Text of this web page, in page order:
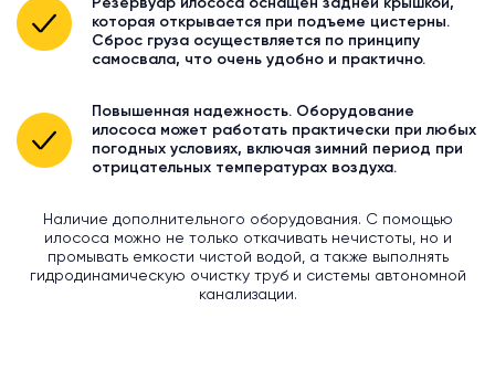
Резервуар илососа оснащен задней крышкой,
которая открывается при подъеме цистерны.
Сброс груза осуществляется по принципу
самосвала, что очень удобно и практично.
Повышенная надежность. Оборудование
илососа может работать практически при любых
погодных условиях, включая зимний период при
отрицательных температурах воздуха.
Наличие дополнительного оборудования. С помощью
илососа можно не только откачивать нечистоты, но и
промывать емкости чистой водой, а также выполнять
гидродинамическую очистку труб и системы автономной
канализации.